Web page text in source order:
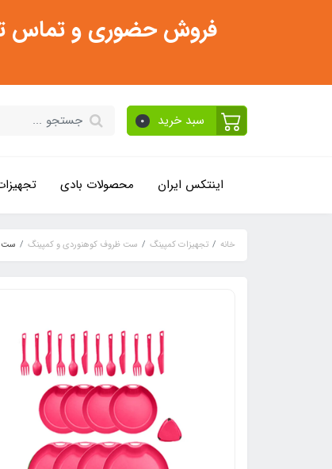
فروش حضوری و تماس تلفنی فقط از ساعت 11:30
سبد خرید 0
اینتکس ایران محصولات بادی
خانه تجهیزات کمپینگ ست ظروف کوهنوردی و کمپینگ ست